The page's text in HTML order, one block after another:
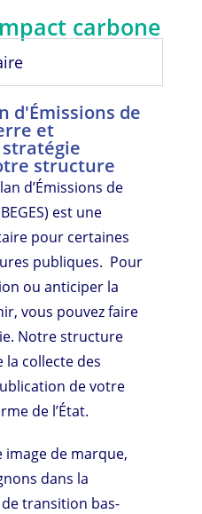
carbone
d'Émissions de
et
structure
d’Émissions de
est une
pour certaines
publiques. Pour
ou anticiper la
vous pouvez faire
Notre structure
la collecte des
de votre
de l’État.
de marque,
dans la
transition bas-